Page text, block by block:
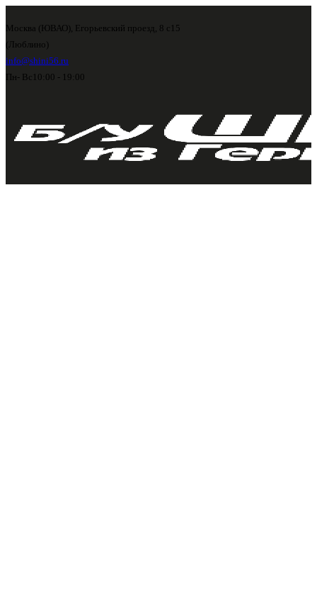
Москва (ЮВАО), Егорьевский проезд, 8 с15
(Люблино)
info@shini56.ru
Пн- Вс 10:00 - 19:00